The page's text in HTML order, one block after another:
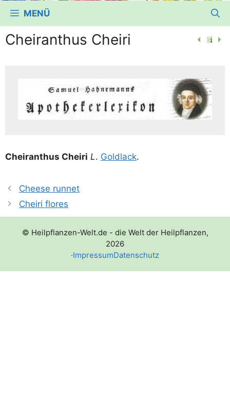
MENÜ
Cheiranthus Cheiri
Chei­ran­thus Chei­ri L. Gold­lack.
Cheese runnet
Cheiri flores
© Heilpflanzen-Welt.de - die Welt der Heilpflanzen,
2026
·ImpressumDatenschutz